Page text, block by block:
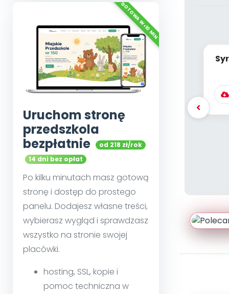
Uruchom stronę
przedszkola
bezpłatnie
od 218 zł/rok
14 dni bez opłat
Po kilku minutach masz gotową
stronę i dostęp do prostego
panelu. Dodajesz własne treści,
wybierasz wygląd i sprawdzasz
wszystko na stronie swojej
placówki.
hosting, SSL, kopie i
pomoc techniczna w